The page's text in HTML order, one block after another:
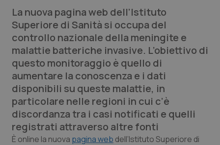
Lettere al direttore
Edizioni Regionali
QS Pro
Professionisti Sanitari.AI
Abruzzo
Basilicata
QS Pro Gold
Artrite & artrosi
QS Club Newsletter
La nuova pagina web dell’Istituto
Superiore di Sanità si occupa del
controllo nazionale della meningite e
malattie batteriche invasive. L’obiettivo di
questo monitoraggio è quello di
aumentare la conoscenza e i dati
disponibili su queste malattie, in
particolare nelle regioni in cui c’è
discordanza tra i casi notificati e quelli
registrati attraverso altre fonti
È online la nuova pagina web dell’Istituto Superiore di